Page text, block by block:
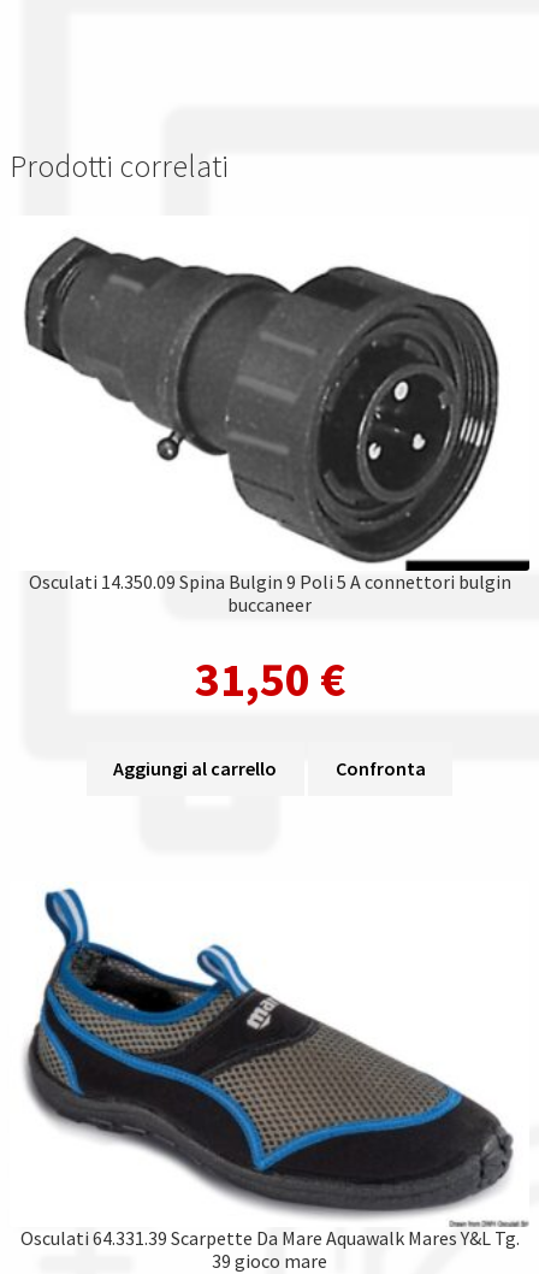
Prodotti correlati
Osculati 14.350.09 Spina Bulgin 9 Poli 5 A connettori bulgin
buccaneer
31,50 €
Aggiungi al carrello Confronta
Osculati 64.331.39 Scarpette Da Mare Aquawalk Mares Y&L Tg.
39 gioco mare